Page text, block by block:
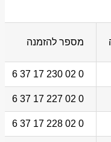
מספר להזמנה
0 02 230 17 37 6
0 02 227 17 37 6
0 02 228 17 37 6